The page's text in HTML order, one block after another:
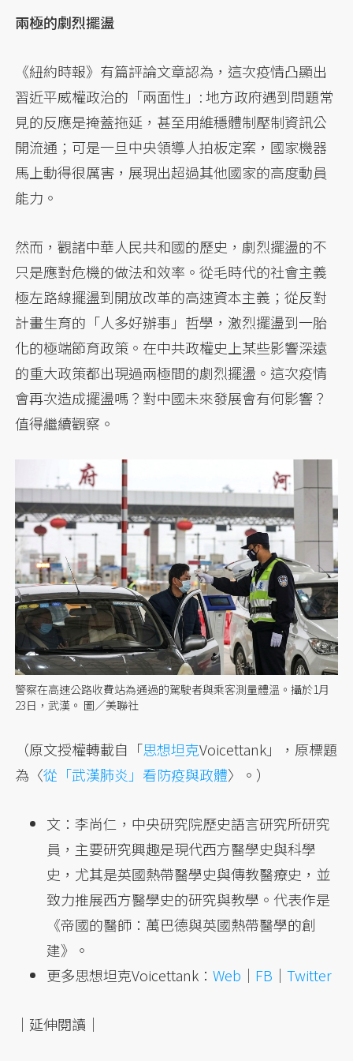
兩極的劇烈擺盪
《紐約時報》有篇評論文章認為，這次疫情凸顯出
習近平威權政治的「兩面性」: 地方政府遇到問題常
見的反應是掩蓋拖延，甚至用維穩體制壓制資訊公
開流通；可是一旦中央領導人拍板定案，國家機器
馬上動得很厲害，展現出超過其他國家的高度動員
能力。
然而，觀諸中華人民共和國的歷史，劇烈擺盪的不
只是應對危機的做法和效率。從毛時代的社會主義
極左路線擺盪到開放改革的高速資本主義；從反對
計畫生育的「人多好辦事」哲學，激烈擺盪到一胎
化的極端節育政策。在中共政權史上某些影響深遠
的重大政策都出現過兩極間的劇烈擺盪。這次疫情
會再次造成擺盪嗎？對中國未來發展會有何影響？
值得繼續觀察。
警察在高速公路收費站為通過的駕駛者與乘客測量體溫。攝於1月
23日，武漢。 圖／美聯社
（原文授權轉載自「思想坦克Voicettank」，原標題
為〈從「武漢肺炎」看防疫與政體〉。）
文：李尚仁，中央研究院歷史語言研究所研究
員，主要研究興趣是現代西方醫學史與科學
史，尤其是英國熱帶醫學史與傳教醫療史，並
致力推展西方醫學史的研究與教學。代表作是
《帝國的醫師：萬巴德與英國熱帶醫學的創
建》。
更多思想坦克Voicettank：Web ｜ FB ｜Twitter
｜延伸閱讀｜